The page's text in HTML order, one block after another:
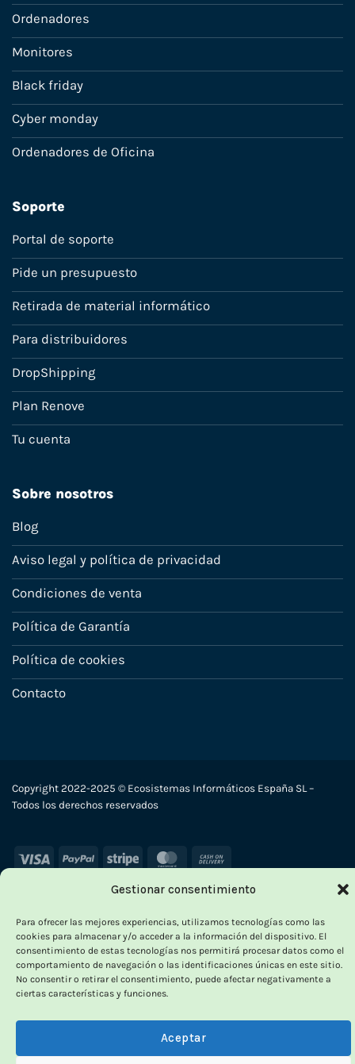
Gestionar consentimiento
Para ofrecer las mejores experiencias, utilizamos tecnologías como las
cookies para almacenar y/o acceder a la información del dispositivo. El
consentimiento de estas tecnologías nos permitirá procesar datos como el
comportamiento de navegación o las identificaciones únicas en este sitio.
No consentir o retirar el consentimiento, puede afectar negativamente a
ciertas características y funciones.
Aceptar
Ordenadores
Monitores
Black friday
Cyber monday
Ordenadores de Oficina
Soporte
Portal de soporte
Pide un presupuesto
Retirada de material informático
Para distribuidores
DropShipping
Plan Renove
Tu cuenta
Sobre nosotros
Blog
Aviso legal y política de privacidad
Condiciones de venta
Política de Garantía
Política de cookies
Contacto
Copyright 2022-2025 © Ecosistemas Informáticos España SL –
Todos los derechos reservados
Visa PayPal Stripe MasterCard
Delivery